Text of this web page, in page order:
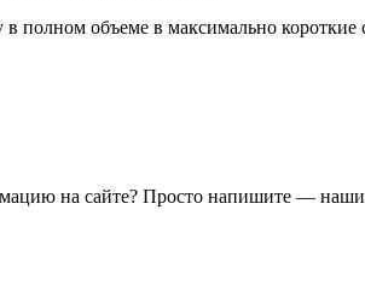
объеме в максимально короткие
на сайте? Просто напишите —